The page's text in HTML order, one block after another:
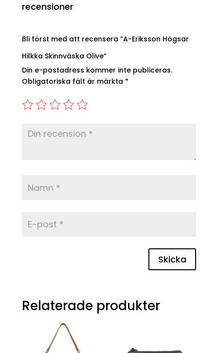
recensioner
Bli först med att recensera ”A-Eriksson Högsar
Hilkka Skinnväska Olive”
Din e-postadress kommer inte publiceras.
Obligatoriska fält är märkta *
Skicka
Relaterade produkter